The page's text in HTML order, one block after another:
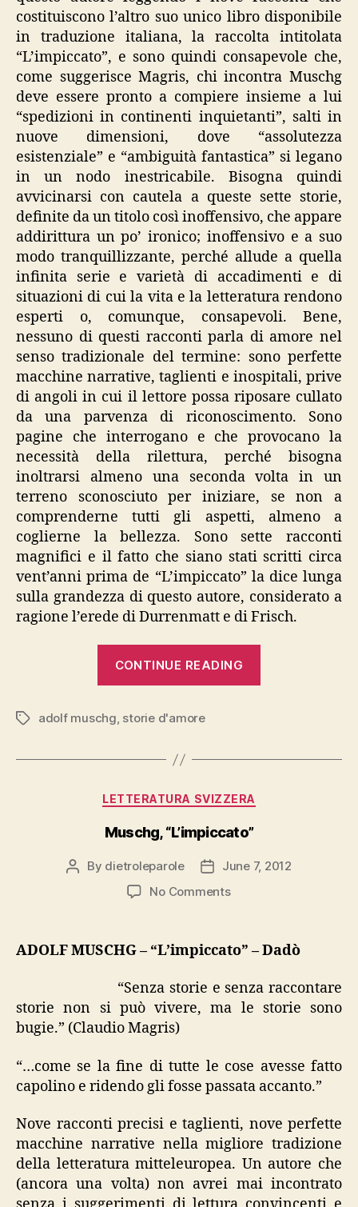
costituiscono l’altro suo unico libro disponibile
in traduzione italiana, la raccolta intitolata
“L’impiccato”, e sono quindi consapevole che,
come suggerisce Magris, chi incontra Muschg
deve essere pronto a compiere insieme a lui
“spedizioni in continenti inquietanti”, salti in
nuove dimensioni, dove “assolutezza
esistenziale” e “ambiguità fantastica” si legano
in un nodo inestricabile. Bisogna quindi
avvicinarsi con cautela a queste sette storie,
definite da un titolo così inoffensivo, che appare
addirittura un po’ ironico; inoffensivo e a suo
modo tranquillizzante, perché allude a quella
infinita serie e varietà di accadimenti e di
situazioni di cui la vita e la letteratura rendono
esperti o, comunque, consapevoli. Bene,
nessuno di questi racconti parla di amore nel
senso tradizionale del termine: sono perfette
macchine narrative, taglienti e inospitali, prive
di angoli in cui il lettore possa riposare cullato
da una parvenza di riconoscimento. Sono
pagine che interrogano e che provocano la
necessità della rilettura, perché bisogna
inoltrarsi almeno una seconda volta in un
terreno sconosciuto per iniziare, se non a
comprenderne tutti gli aspetti, almeno a
coglierne la bellezza. Sono sette racconti
magnifici e il fatto che siano stati scritti circa
vent’anni prima de “L’impiccato” la dice lunga
sulla grandezza di questo autore, considerato a
ragione l’erede di Durrenmatt e di Frisch.
CONTINUE READING
Tagsadolf muschg, storie d'amore
Categories
LETTERATURA SVIZZERA
Muschg, “L’impiccato”
Post
By dietroleparole
PostJune 7, 2012
No Commentson
ADOLF MUSCHG – “L’impiccato” – Dadò
“Senza storie e senza raccontare
storie non si può vivere, ma le storie sono
bugie.” (Claudio Magris)
“…come se la fine di tutte le cose avesse fatto
capolino e ridendo gli fosse passata accanto.”
Nove racconti precisi e taglienti, nove perfette
macchine narrative nella migliore tradizione
della letteratura mitteleuropea. Un autore che
(ancora una volta) non avrei mai incontrato